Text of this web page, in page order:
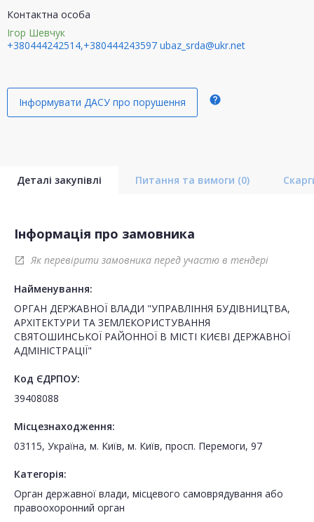
Контактна особа
Ігор Шевчук
+380444242514,+380444243597 ubaz_srda@ukr.net
Інформувати ДАСУ про порушення help
Деталі закупівлі Питання та вимоги (0)
Інформація про замовника
open_in_new Як перевірити замовника перед участю в тендері
Найменування:
ОРГАН ДЕРЖАВНОЇ ВЛАДИ "УПРАВЛІННЯ БУДІВНИЦТВА,
АРХІТЕКТУРИ ТА ЗЕМЛЕКОРИСТУВАННЯ
СВЯТОШИНСЬКОЇ РАЙОННОЇ В МІСТІ КИЄВІ ДЕРЖАВНОЇ
АДМІНІСТРАЦІЇ"
Код ЄДРПОУ:
39408088
Місцезнаходження:
03115, Україна, м. Київ, м. Київ, просп. Перемоги, 97
Категорія:
Орган державної влади, місцевого самоврядування або
правоохоронний орган